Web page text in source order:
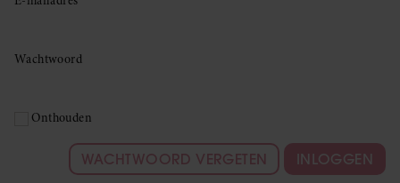
Wachtwoord
Onthouden
WACHTWOORD VERGETEN INLOGGEN